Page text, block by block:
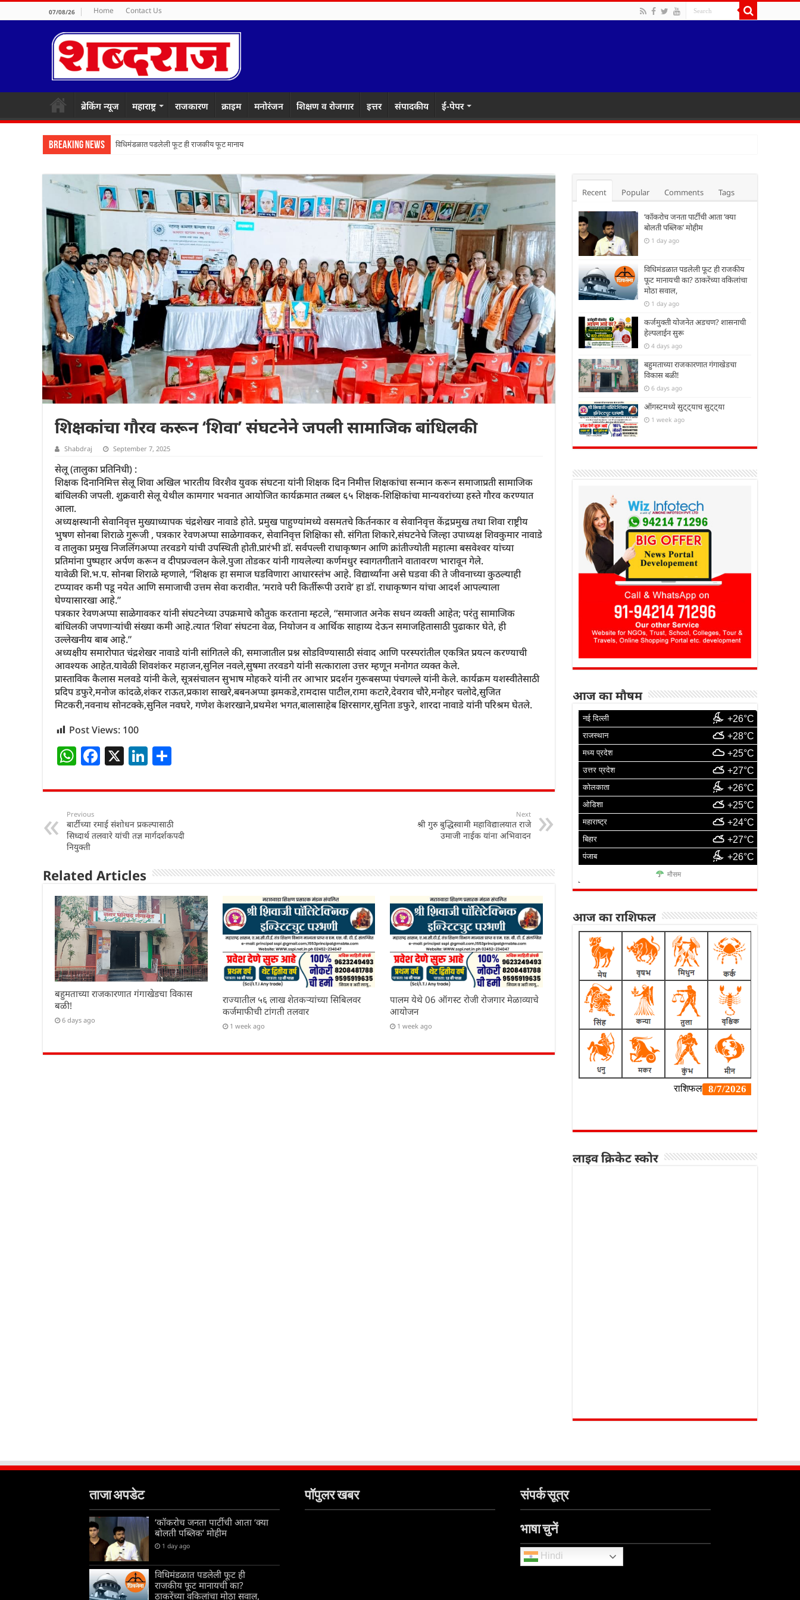
07/08/26 Home Contact Us
ब्रेकिंग न्यूज महाराष्ट्र राजकारण क्राइम मनोरंजन शिक्षण व रोजगार इत्तर संपादकीय ई-पेपर
Breaking News विधिमंडळात पडलेली फूट ही राजकीय फूट मानायची का? ठाकरेंच्या वकिला
शिक्षकांचा गौरव करून ‘शिवा’ संघटनेने जपली सामाजिक बांधिलकी
Shabdraj September 7, 2025
सेलू (तालुका प्रतिनिधी) :
शिक्षक दिनानिमित्त सेलू शिवा अखिल भारतीय विरशैव युवक संघटना यांनी शिक्षक दिन निमीत्त शिक्षकांचा सन्मान करून समाजाप्रती सामाजिक
बांधिलकी जपली. शुक्रवारी सेलू येथील कामगार भवनात आयोजित कार्यक्रमात तब्बल ६५ शिक्षक-शिक्षिकांचा मान्यवरांच्या हस्ते गौरव करण्यात
आला.
अध्यक्षस्थानी सेवानिवृत्त मुख्याध्यापक चंद्रशेखर नावाडे होते. प्रमुख पाहुण्यांमध्ये वसमतचे किर्तनकार व सेवानिवृत्त केंद्रप्रमुख तथा शिवा राष्ट्रीय
भुषण सोनबा शिराळे गुरूजी , पत्रकार रेवणअप्पा साळेगावकर, सेवानिवृत्त शिक्षिका सौ. संगिता शिकारे,संघटनेचे जिल्हा उपाध्यक्ष शिवकुमार नावाडे
व तालुका प्रमुख निजलिंगअप्पा तरवडगे यांची उपस्थिती होती.प्रारंभी डॉ. सर्वपल्ली राधाकृष्णन आणि क्रांतीज्योती महात्मा बसवेश्वर यांच्या
प्रतिमांना पुष्पहार अर्पण करून व दीपप्रज्वलन केले.पुजा तोडकर यांनी गायलेल्या कर्णमधुर स्वागतगीताने वातावरण भारावून गेले.
यावेळी शि.भ.प. सोनबा शिराळे म्हणाले, “शिक्षक हा समाज घडविणारा आधारस्तंभ आहे. विद्यार्थ्यांना असे घडवा की ते जीवनाच्या कुठल्याही
टप्प्यावर कमी पडू नयेत आणि समाजाची उत्तम सेवा करावीत. ‘मरावे परी किर्तीरूपी उरावे’ हा डॉ. राधाकृष्णन यांचा आदर्श आपल्याला
घेण्यासारखा आहे.”
पत्रकार रेवणअप्पा साळेगावकर यांनी संघटनेच्या उपक्रमाचे कौतुक करताना म्हटले, “समाजात अनेक सधन व्यक्ती आहेत; परंतु सामाजिक
बांधिलकी जपणाऱ्यांची संख्या कमी आहे.त्यात ‘शिवा’ संघटना वेळ, नियोजन व आर्थिक साहाय्य देऊन समाजहितासाठी पुढाकार घेते, ही
उल्लेखनीय बाब आहे.”
अध्यक्षीय समारोपात चंद्रशेखर नावाडे यांनी सांगितले की, समाजातील प्रश्न सोडविण्यासाठी संवाद आणि परस्परांतील एकत्रित प्रयत्न करण्याची
आवश्यक आहेत.यावेळी शिवशंकर महाजन,सुनिल नवले,सुषमा तरवडगे यांनी सत्काराला उत्तर म्हणून मनोगत व्यक्त केले.
प्रास्ताविक कैलास मलवडे यांनी केले, सूत्रसंचालन सुभाष मोहकरे यांनी तर आभार प्रदर्शन गुरूबसप्पा पंचगल्ले यांनी केले. कार्यक्रम यशस्वीतेसाठी
प्रदिप डफुरे,मनोज कांदळे,शंकर राऊत,प्रकाश साखरे,बबनअप्पा झमकडे,रामदास पाटील,रामा कटारे,देवराव चौरे,मनोहर चलोदे,सुजित
मिटकरी,नवनाथ सोनटक्के,सुनिल नवघरे, गणेश केशरखाने,प्रथमेश भगत,बालासाहेब क्षिरसागर,सुनिता डफुरे, शारदा नावाडे यांनी परिश्रम घेतले.
Post Views: 100
W
at
s
A
p
p
F
c
e
b
o
k
X Li
k
dI
ar
Previous
बार्टीच्या रमाई संशोधन प्रकल्पासाठी
सिध्दार्थ तलवारे यांची तज्ञ मार्गदर्शकपदी
नियुक्ती
Next
श्री गुरु बुद्धिस्वामी महाविद्यालयात राजे
उमाजी नाईक यांना अभिवादन
Related Articles
बहुमताच्या राजकारणात गंगाखेडचा विकास
बळी!
6 days ago
राज्यातील ५६ लाख शेतकऱ्यांच्या सिबिलवर
कर्जमाफीची टांगती तलवार
1 week ago
पालम येथे 06 ऑगस्ट रोजी रोजगार मेळाव्याचे
आयोजन
1 week ago
Recent Popular Comments Tags
‘कॉकरोच जनता पार्टीची आता ‘क्या
बोलती पब्लिक’ मोहीम
1 day ago
विधिमंडळात पडलेली फूट ही राजकीय
फूट मानायची का? ठाकरेंच्या वकिलांचा
मोठा सवाल,
1 day ago
कर्जमुक्ती योजनेत अडचण? शासनाची
हेल्पलाईन सुरू
4 days ago
बहुमताच्या राजकारणात गंगाखेडचा
विकास बळी!
6 days ago
ऑगस्टमध्ये सुट्ट्याच सुट्ट्या
1 week ago
आज का मौषम
नई दिल्ली +26°C
राजस्थान +28°C
मध्य प्रदेश +25°C
उत्तर प्रदेश +27°C
कोलकाता +26°C
ओडिशा +25°C
महाराष्ट्र +24°C
बिहार +27°C
पंजाब +26°C
मौसम
आज का राशिफल
लाइव क्रिकेट स्कोर
ताजा अपडेट
‘कॉकरोच जनता पार्टीची आता ‘क्या
बोलती पब्लिक’ मोहीम
1 day ago
विधिमंडळात पडलेली फूट ही
राजकीय फूट मानायची का?
ठाकरेंच्या वकिलांचा मोठा सवाल,
पॉपुलर खबर संपर्क सूत्र
भाषा चुनें
Hindi